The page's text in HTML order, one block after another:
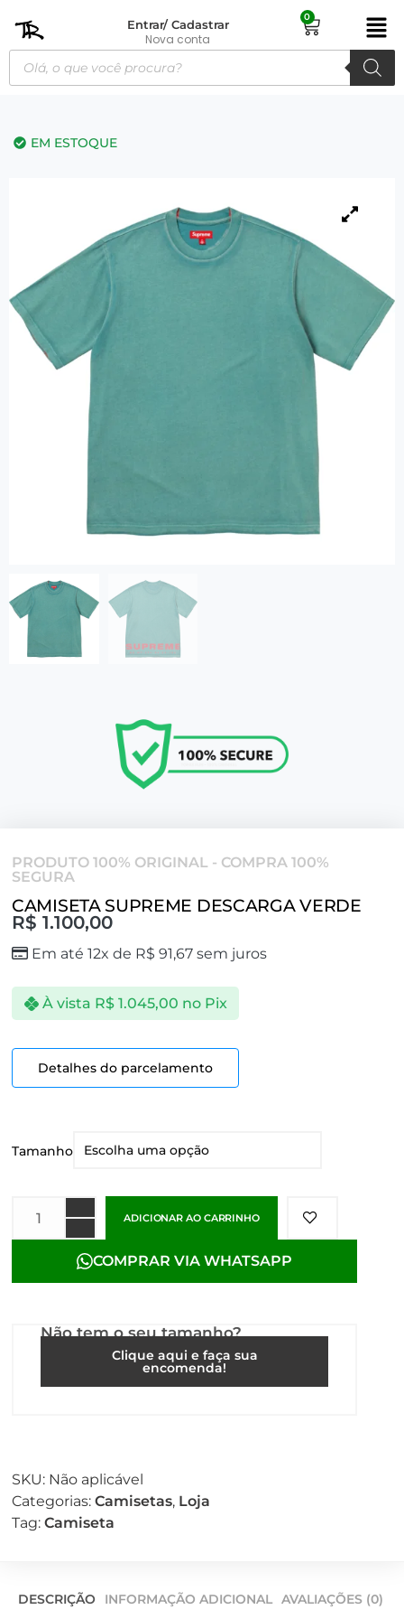
Entrar/ Cadastrar
Nova conta
0
EM ESTOQUE
PRODUTO 100% ORIGINAL - COMPRA 100%
SEGURA
CAMISETA SUPREME DESCARGA VERDE
R$ 1.100,00
Em até 12x de R$ 91,67 sem juros
À vista R$1.045,00 no Pix
Detalhes do parcelamento
Tamanho
ADICIONAR AO CARRINHO
COMPRAR VIA WHATSAPP
Não tem o seu tamanho?
Clique aqui e faça sua
encomenda!
SKU: Não aplicável
Categorias: Camisetas, Loja
Tag: Camiseta
DESCRIÇÃO INFORMAÇÃO ADICIONAL AVALIAÇÕES (0)